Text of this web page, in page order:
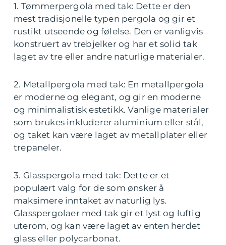
1. Tømmerpergola med tak: Dette er den
mest tradisjonelle typen pergola og gir et
rustikt utseende og følelse. Den er vanligvis
konstruert av trebjelker og har et solid tak
laget av tre eller andre naturlige materialer.
2. Metallpergola med tak: En metallpergola
er moderne og elegant, og gir en moderne
og minimalistisk estetikk. Vanlige materialer
som brukes inkluderer aluminium eller stål,
og taket kan være laget av metallplater eller
trepaneler.
3. Glasspergola med tak: Dette er et
populært valg for de som ønsker å
maksimere inntaket av naturlig lys.
Glasspergolaer med tak gir et lyst og luftig
uterom, og kan være laget av enten herdet
glass eller polycarbonat.